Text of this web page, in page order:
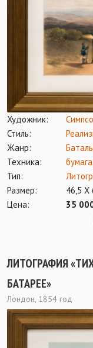
Художник:
Стиль:
Жанр:
Техника:
бумага
Тип:
Размер:
46,5 Х
Цена:
35
ЛИТОГРАФИЯ
БАТАРЕЕ»
Лондон, 1854 год